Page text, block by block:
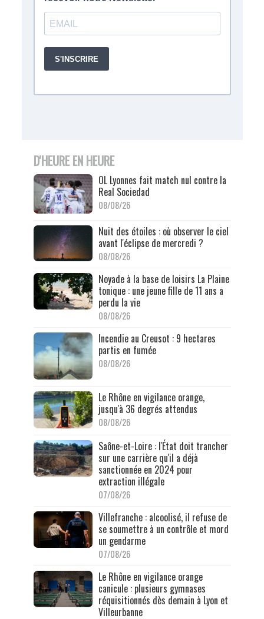
D'HEURE EN HEURE
OL Lyonnes fait match nul contre la
Real Sociedad
08/08/26
Nuit des étoiles : où observer le ciel
avant l'éclipse de mercredi ?
08/08/26
Noyade à la base de loisirs La Plaine
tonique : une jeune fille de 11 ans a
perdu la vie
08/08/26
Incendie au Creusot : 9 hectares
partis en fumée
08/08/26
Le Rhône en vigilance orange,
jusqu'à 36 degrés attendus
08/08/26
Saône-et-Loire : l'État doit trancher
sur une carrière qu'il a déjà
sanctionnée en 2024 pour
extraction illégale
07/08/26
Villefranche : alcoolisé, il refuse de
se soumettre à un contrôle et mord
un gendarme
07/08/26
Le Rhône en vigilance orange
canicule : plusieurs gymnases
réquisitionnés dès demain à Lyon et
Villeurbanne